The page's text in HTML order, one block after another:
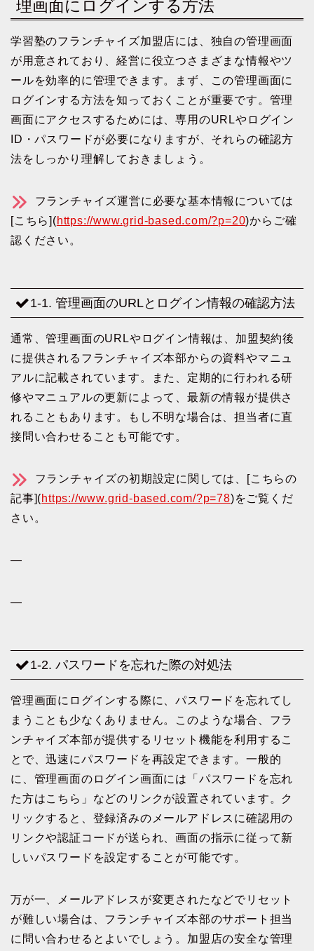
理画面にログインする方法
学習塾のフランチャイズ加盟店には、独自の管理画面
が用意されており、経営に役立つさまざまな情報やツ
ールを効率的に管理できます。まず、この管理画面に
ログインする方法を知っておくことが重要です。管理
画面にアクセスするためには、専用のURLやログイン
ID・パスワードが必要になりますが、それらの確認方
法をしっかり理解しておきましょう。
フランチャイズ運営に必要な基本情報については
[こちら](https://www.grid-based.com/?p=20)からご確
認ください。
1-1. 管理画面のURLとログイン情報の確認方法
通常、管理画面のURLやログイン情報は、加盟契約後
に提供されるフランチャイズ本部からの資料やマニュ
アルに記載されています。また、定期的に行われる研
修やマニュアルの更新によって、最新の情報が提供さ
れることもあります。もし不明な場合は、担当者に直
接問い合わせることも可能です。
フランチャイズの初期設定に関しては、[こちらの
記事](https://www.grid-based.com/?p=78)をご覧くだ
さい。
—
—
1-2. パスワードを忘れた際の対処法
管理画面にログインする際に、パスワードを忘れてし
まうことも少なくありません。このような場合、フラ
ンチャイズ本部が提供するリセット機能を利用するこ
とで、迅速にパスワードを再設定できます。一般的
に、管理画面のログイン画面には「パスワードを忘れ
た方はこちら」などのリンクが設置されています。ク
リックすると、登録済みのメールアドレスに確認用の
リンクや認証コードが送られ、画面の指示に従って新
しいパスワードを設定することが可能です。
万が一、メールアドレスが変更されたなどでリセット
が難しい場合は、フランチャイズ本部のサポート担当
に問い合わせるとよいでしょう。加盟店の安全な管理